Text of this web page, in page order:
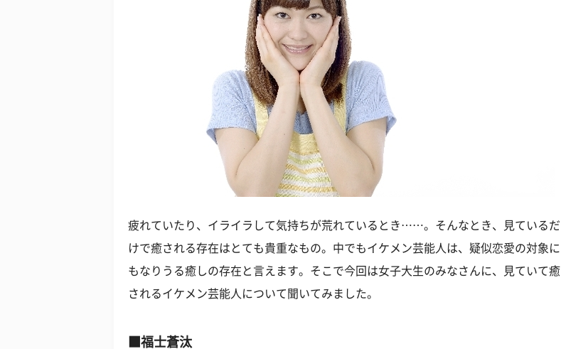
疲れていたり、イライラして気持ちが荒れているとき……。そんなとき、見ているだ
けで癒される存在はとても貴重なもの。中でもイケメン芸能人は、疑似恋愛の対象に
もなりうる癒しの存在と言えます。そこで今回は女子大生のみなさんに、見ていて癒
されるイケメン芸能人について聞いてみました。
■福士蒼汰